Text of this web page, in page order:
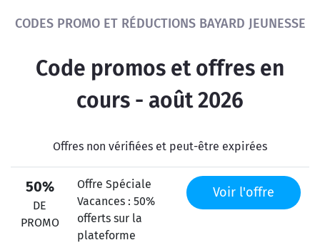
CODES PROMO ET RÉDUCTIONS BAYARD JEUNESSE
Code promos et offres en
cours - août 2026
Offres non vérifiées et peut-être expirées
50%
DE
PROMO
Offre Spéciale
Vacances : 50%
offerts sur la
plateforme
Voir l'offre